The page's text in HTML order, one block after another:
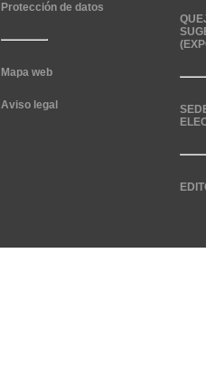
Protección de datos
Mapa web
Aviso legal